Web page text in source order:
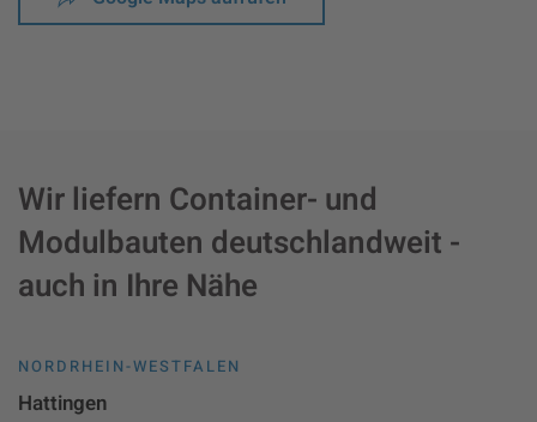
Wir liefern Container- und
Modulbauten deutschlandweit -
auch in Ihre Nähe
NORDRHEIN-WESTFALEN
Hattingen